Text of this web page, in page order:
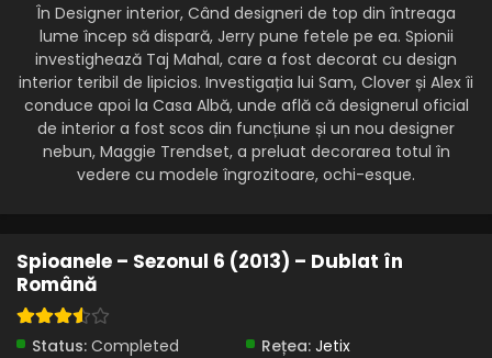
concursului de câini
Eps 11 - Peripețiile concursului de câini - 11 April, 2025
Spioanele – Sezonul 6 Episodul 10 – Amurg la
răsărit
Eps 10 - Amurg la răsărit - 11 April, 2025
Spioanele – Sezonul 6 Episodul 9 – Compania
În Designer interior, Când designeri de top din întreaga
lume încep să dispară, Jerry pune fetele pe ea. Spionii
investighează Taj Mahal, care a fost decorat cu design
interior teribil de lipicios. Investigația lui Sam, Clover și Alex îi
conduce apoi la Casa Albă, unde află că designerul oficial
de interior a fost scos din funcțiune și un nou designer
nebun, Maggie Trendset, a preluat decorarea totul în
vedere cu modele îngrozitoare, ochi-esque.
Spioanele – Sezonul 6 (2013) – Dublat în
Română
Status: Completed Rețea: Jetix